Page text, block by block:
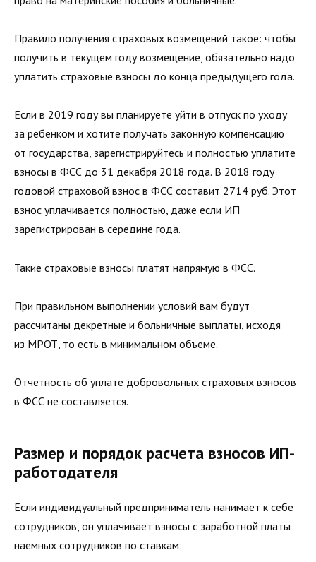
Правило получения страховых возмещений такое: чтобы
получить в текущем году возмещение, обязательно надо
уплатить страховые взносы до конца предыдущего года.
Если в 2019 году вы планируете уйти в отпуск по уходу
за ребенком и хотите получать законную компенсацию
от государства, зарегистрируйтесь и полностью уплатите
взносы в ФСС до 31 декабря 2018 года. В 2018 году
годовой страховой взнос в ФСС составит 2714 руб. Этот
взнос уплачивается полностью, даже если ИП
зарегистрирован в середине года.
Такие страховые взносы платят напрямую в ФСС.
При правильном выполнении условий вам будут
рассчитаны декретные и больничные выплаты, исходя
из МРОТ, то есть в минимальном объеме.
Отчетность об уплате добровольных страховых взносов
в ФСС не составляется.
Размер и порядок расчета взносов ИП-
работодателя
Если индивидуальный предприниматель нанимает к себе
сотрудников, он уплачивает взносы с заработной платы
наемных сотрудников по ставкам: